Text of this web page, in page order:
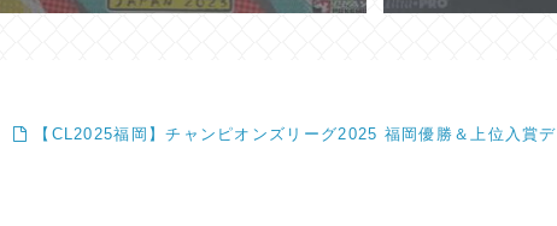
【CL2025福岡】チャンピオンズリーグ2025 福岡優勝＆上位入賞デ